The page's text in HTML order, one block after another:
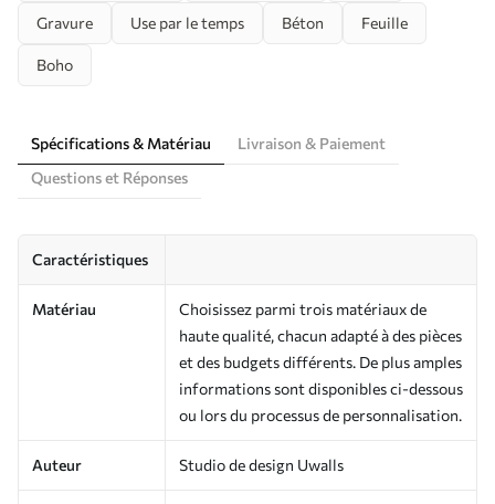
Gravure Use par le temps Béton Feuille
Boho
Spécifications & Matériau
Livraison & Paiement
Questions et Réponses
Caractéristiques
Matériau
Choisissez parmi trois matériaux de
haute qualité, chacun adapté à des pièces
et des budgets différents. De plus amples
informations sont disponibles ci-dessous
ou lors du processus de personnalisation.
Auteur Studio de design Uwalls